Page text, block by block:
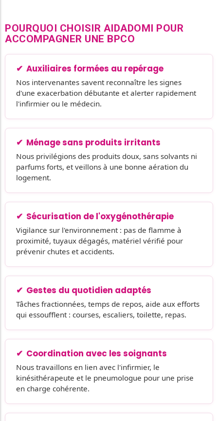
POURQUOI CHOISIR AIDADOMI POUR
ACCOMPAGNER UNE BPCO
Auxiliaires formées au repérage
Nos intervenantes savent reconnaître les signes
d'une exacerbation débutante et alerter rapidement
l'infirmier ou le médecin.
Ménage sans produits irritants
Nous privilégions des produits doux, sans solvants ni
parfums forts, et veillons à une bonne aération du
logement.
Sécurisation de l'oxygénothérapie
Vigilance sur l'environnement : pas de flamme à
proximité, tuyaux dégagés, matériel vérifié pour
prévenir chutes et accidents.
Gestes du quotidien adaptés
Tâches fractionnées, temps de repos, aide aux efforts
qui essoufflent : courses, escaliers, toilette, repas.
Coordination avec les soignants
Nous travaillons en lien avec l'infirmier, le
kinésithérapeute et le pneumologue pour une prise
en charge cohérente.